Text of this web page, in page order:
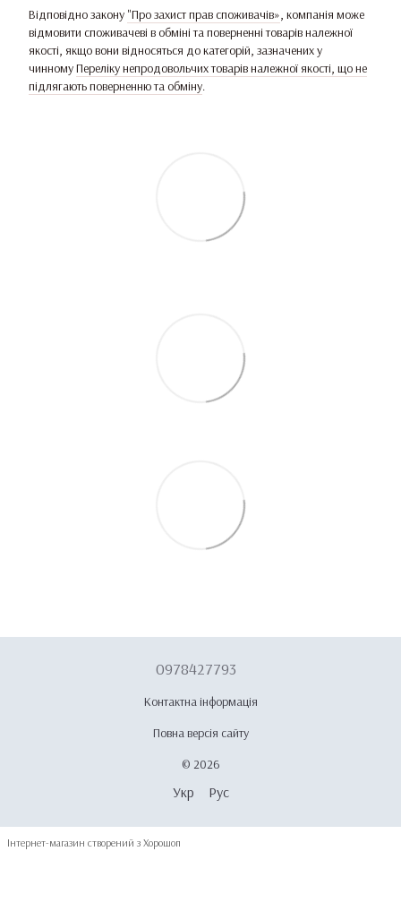
Відповідно закону "Про захист прав споживачів», компанія може
відмовити споживачеві в обміні та поверненні товарів належної
якості, якщо вони відносяться до категорій, зазначених у
чинномуПереліку непродовольчих товарів належної якості, що не
підлягають поверненню та обміну.
0978427793
Контактна інформація
Повна версія сайту
© 2026
Укр Рус
Інтернет-магазин створений з Хорошоп